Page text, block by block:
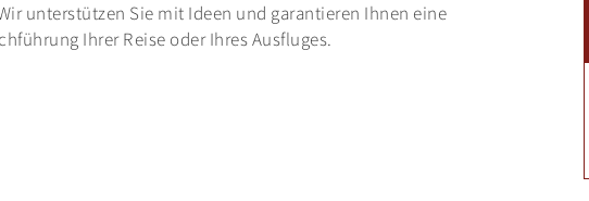
unterstützen Sie mit Ideen und garantieren Ihnen eine
Ihrer Reise oder Ihres Ausfluges.